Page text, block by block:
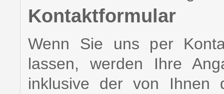
Kontaktformular
Wenn Sie uns per
lassen, werden Ihre
inklusive der von Ihnen